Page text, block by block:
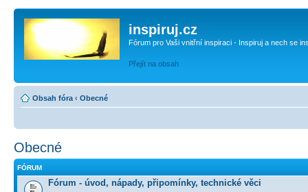
inspiruj.cz
Fórum pro Vaši vnitřní inspiraci - Inspiruj a nech se
Přejít na obsah
Obsah fóra ‹ Obecné
Obecné
FÓRUM
Fórum - úvod, nápady, připomínky, technické věci